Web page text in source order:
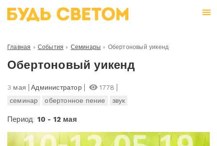
Главная » События » Семинары » Обертоновый уикенд
Обертоновый уикенд
3 мая Администратор
1778
семинар
обертонное пение звук
Период: 10 - 12 мая